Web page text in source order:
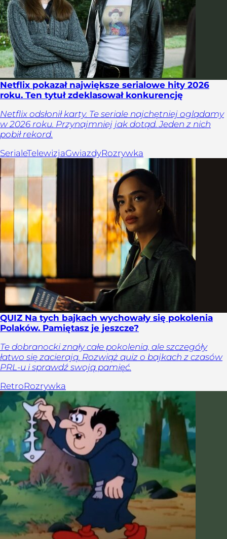
Netflix pokazał największe serialowe hity 2026
roku. Ten tytuł zdeklasował konkurencję
Netflix odsłonił karty. Te seriale najchętniej oglądamy
w 2026 roku. Przynajmniej jak dotąd. Jeden z nich
pobił rekord.
SerialeTelewizjaGwiazdyRozrywka
QUIZ Na tych bajkach wychowały się pokolenia
Polaków. Pamiętasz je jeszcze?
Te dobranocki znały całe pokolenia, ale szczegóły
łatwo się zacierają. Rozwiąż quiz o bajkach z czasów
PRL-u i sprawdź swoją pamięć.
RetroRozrywka